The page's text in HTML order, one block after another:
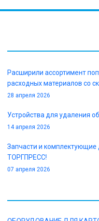
Расширили ассортимент
расходных материалов со
28 апреля 2026
Устройства для удаления
14 апреля 2026
Запчасти и комплектующие
ТОРГПРЕСС!
07 апреля 2026